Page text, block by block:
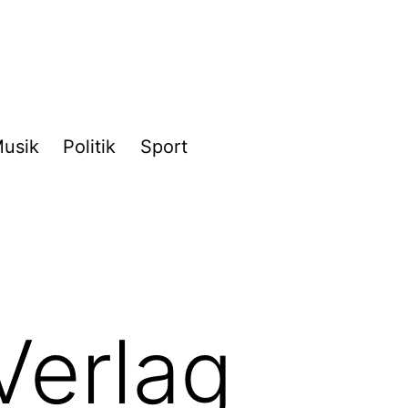
Politik Sport